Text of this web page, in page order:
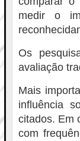
medir o
Os
avaliação
Mais
influência
citados. Em
com